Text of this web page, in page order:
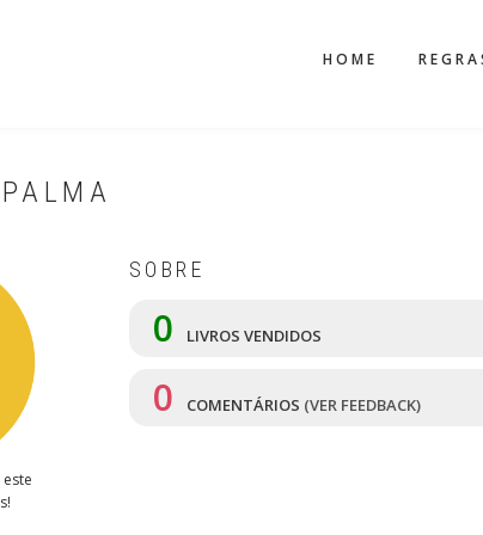
HOME
SOBRE
0 LIVROS VENDIDOS
0 COMENTÁRIOS (VER FEEDBACK)